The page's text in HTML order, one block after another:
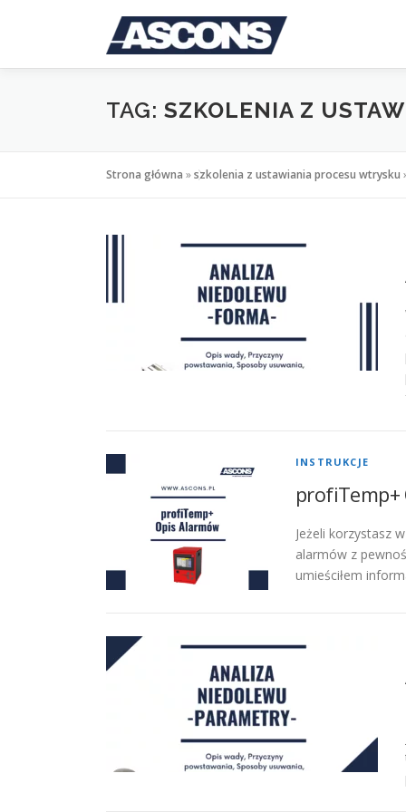
TAG: SZKOLENIA Z
Strona główna »szkolenia z ustawiania procesu wtrysku
INSTRUKCJE
profiTemp+
Jeżeli korzystasz
alarmów z
umieściłem